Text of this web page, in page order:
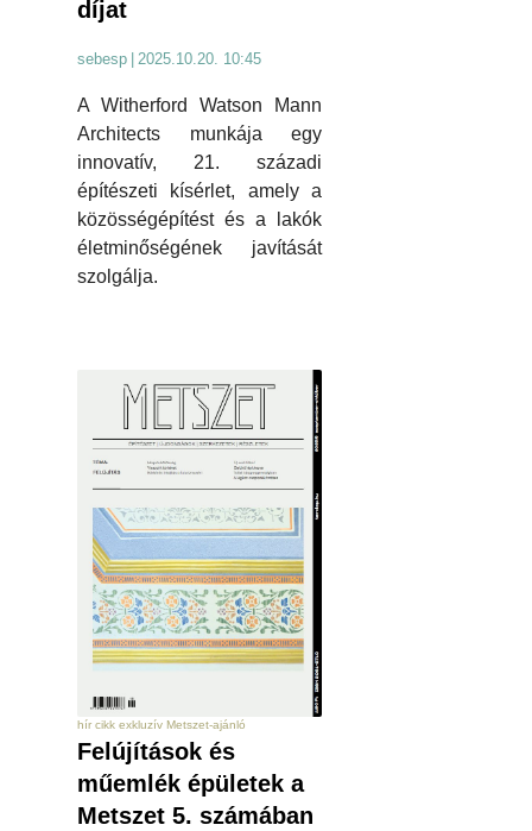
díjat
sebesp 2025.10.20. 10:45
A Witherford Watson Mann
Architects munkája egy
innovatív, 21. századi
építészeti kísérlet, amely a
közösségépítést és a lakók
életminőségének javítását
szolgálja.
hír cikk exkluzív Metszet-ajánló
Felújítások és
műemlék épületek a
Metszet 5. számában